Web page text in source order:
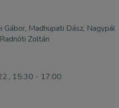
Gábor, Madhupati Dász, Nagypál
Zoltán
15:30 - 17:00